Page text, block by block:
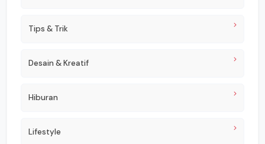
Tips & Trik
Desain & Kreatif
Hiburan
Lifestyle